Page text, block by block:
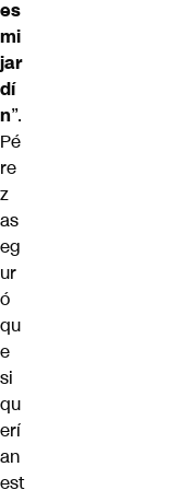
es
mi
jar
dí
n”.
Pé
re
z
as
eg
ur
ó
qu
e
si
qu
erí
an
est